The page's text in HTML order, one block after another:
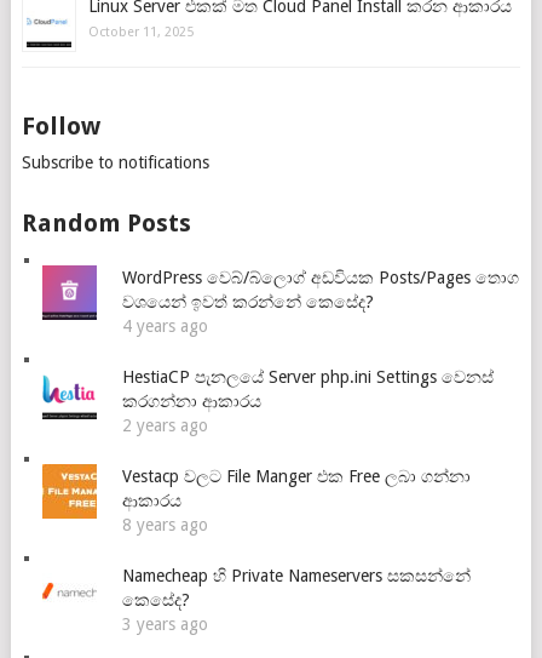
Linux Server එකක් මත Cloud Panel Install කරන ආකාරය
October 11, 2025
Follow
Subscribe to notifications
Random Posts
WordPress වෙබ්/බ්ලොග් අඩවියක Posts/Pages තොග
වශයෙන් ඉවත් කරන්නේ කෙසේද?
4 years ago
HestiaCP පැනලයේ Server php.ini Settings වෙනස්
කරගන්නා ආකාරය
2 years ago
Vestacp වලට File Manger එක Free ලබා ගන්නා
ආකාරය
8 years ago
Namecheap හි Private Nameservers සකසන්නේ
කෙසේද?
3 years ago